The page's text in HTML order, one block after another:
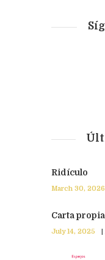
Ridículo
March 30, 2026
Carta propia
July 14, 2025 |